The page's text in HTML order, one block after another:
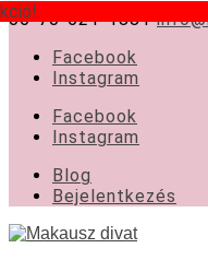
06-70-621-1881
Facebook
Instagram
Facebook
Instagram
Blog
Bejelentkezés